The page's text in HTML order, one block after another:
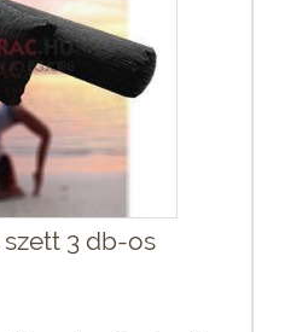
3 db-os